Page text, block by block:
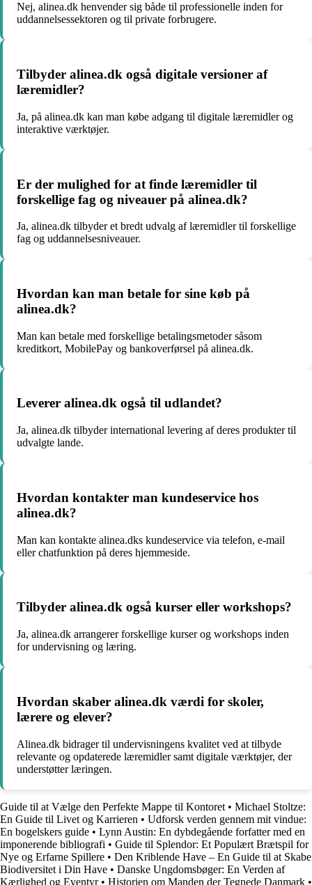
Nej, alinea.dk henvender sig både til professionelle inden for
uddannelsessektoren og til private forbrugere.
Tilbyder alinea.dk også digitale versioner af
læremidler?
Ja, på alinea.dk kan man købe adgang til digitale læremidler og
interaktive værktøjer.
Er der mulighed for at finde læremidler til
forskellige fag og niveauer på alinea.dk?
Ja, alinea.dk tilbyder et bredt udvalg af læremidler til forskellige
fag og uddannelsesniveauer.
Hvordan kan man betale for sine køb på
alinea.dk?
Man kan betale med forskellige betalingsmetoder såsom
kreditkort, MobilePay og bankoverførsel på alinea.dk.
Leverer alinea.dk også til udlandet?
Ja, alinea.dk tilbyder international levering af deres produkter til
udvalgte lande.
Hvordan kontakter man kundeservice hos
alinea.dk?
Man kan kontakte alinea.dks kundeservice via telefon, e-mail
eller chatfunktion på deres hjemmeside.
Tilbyder alinea.dk også kurser eller workshops?
Ja, alinea.dk arrangerer forskellige kurser og workshops inden
for undervisning og læring.
Hvordan skaber alinea.dk værdi for skoler,
lærere og elever?
Alinea.dk bidrager til undervisningens kvalitet ved at tilbyde
relevante og opdaterede læremidler samt digitale værktøjer, der
understøtter læringen.
Guide til at Vælge den Perfekte Mappe til Kontoret • Michael Stoltze:
En Guide til Livet og Karrieren • Udforsk verden gennem mit vindue:
En bogelskers guide • Lynn Austin: En dybdegående forfatter med en
imponerende bibliografi • Guide til Splendor: Et Populært Brætspil for
Nye og Erfarne Spillere • Den Kriblende Have – En Guide til at Skabe
Biodiversitet i Din Have • Danske Ungdomsbøger: En Verden af
Kærlighed og Eventyr• Historien om Manden der Tegnede Danmark •